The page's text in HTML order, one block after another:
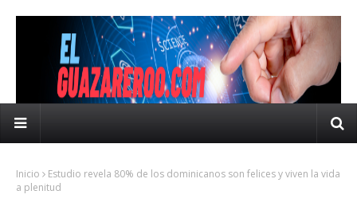
Inicio
Estudio revela 80% de los dominicanos son felices y viven la vida
a plenitud